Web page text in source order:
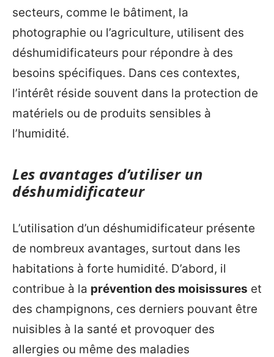
secteurs, comme le bâtiment, la
photographie ou l’agriculture, utilisent des
déshumidificateurs pour répondre à des
besoins spécifiques. Dans ces contextes,
l’intérêt réside souvent dans la protection de
matériels ou de produits sensibles à
l’humidité.
Les avantages d’utiliser un
déshumidificateur
L’utilisation d’un déshumidificateur présente
de nombreux avantages, surtout dans les
habitations à forte humidité. D’abord, il
contribue à la prévention des moisissures et
des champignons, ces derniers pouvant être
nuisibles à la santé et provoquer des
allergies ou même des maladies